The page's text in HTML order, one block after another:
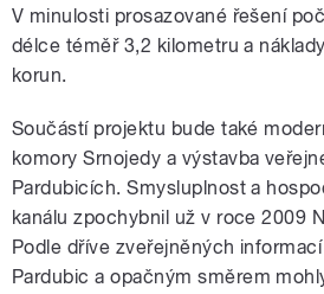
V minulosti prosazované řešení
délce téměř 3,2 kilometru a
korun.
Součástí projektu bude také
komory Srnojedy a výstavba
Pardubicích. Smysluplnost a
kanálu zpochybnil už v roce 2009
Podle dříve zveřejněných
Pardubic a opačným směrem